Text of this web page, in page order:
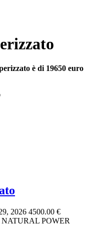
è di 19650 euro
2026 4500.00 €
POWER